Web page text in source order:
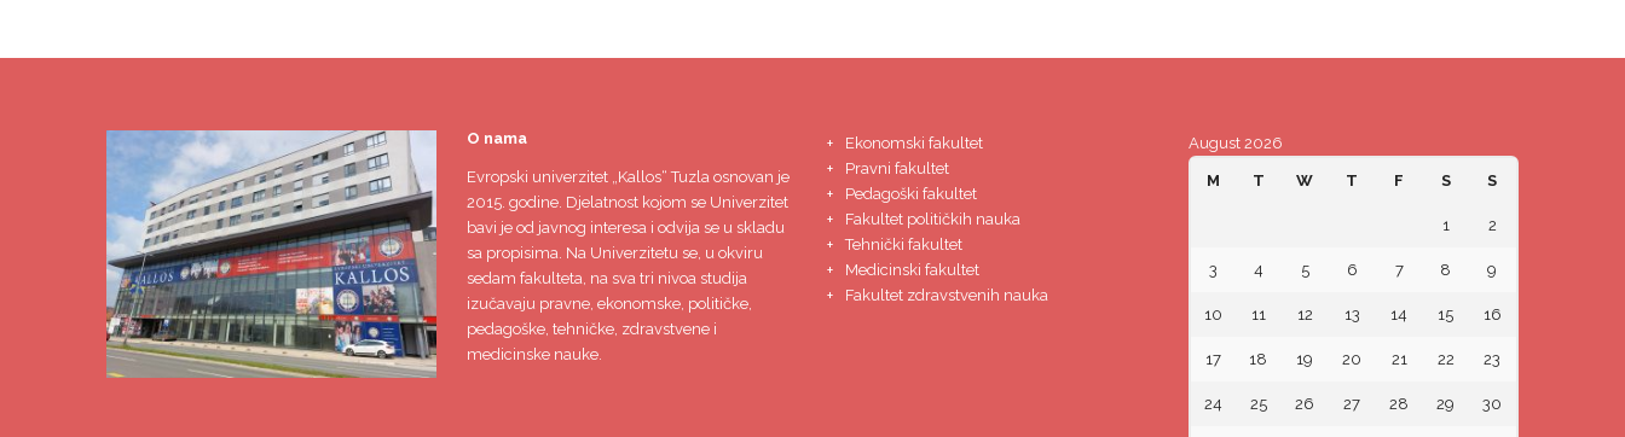
O nama
Evropski univerzitet „Kallos“ Tuzlaosnovan je
2015. godine. Djelatnost kojom se Univerzitet
bavi je od javnog interesa i odvija se u skladu
sa propisima. Na Univerzitetu se, u okviru
sedam fakulteta, na sva tri nivoa studija
izučavaju pravne, ekonomske, političke,
pedagoške, tehničke, zdravstvene i
medicinske nauke.
Ekonomski fakultet
Pravni fakultet
Pedagoški fakultet
Fakultet političkih nauka
Tehnički fakultet
Medicinski fakultet
Fakultet zdravstvenih nauka
August 2026
M T W T F S S
1 2
3 4 5 6 7 8 9
10 11 12 13 14 15 16
17 18 19 20 21 22 23
24 25 26 27 28 29 30